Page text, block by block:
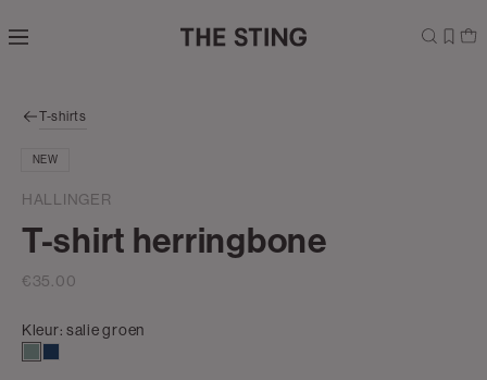
direct naar
zoekbalk
naar de
T-shirts
NEW
HALLINGER
T-shirt herringbone
€35.00
Kleur:salie groen